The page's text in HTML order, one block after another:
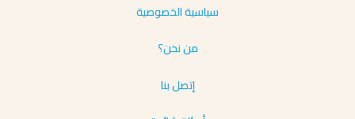
سياسية الخصوصية
من نحن؟
إتصل بنا